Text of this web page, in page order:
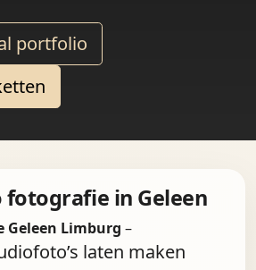
portfolio
fotografie in Geleen
Limburg –
laten maken